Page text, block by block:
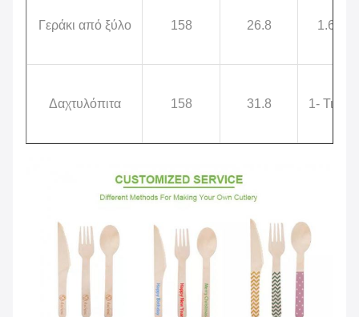
Γεράκι από ξύλο 158 26.8 1.6
Δαχτυλόπιτα 158 31.8 1- Τι;6